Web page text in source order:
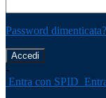
Password dimenticata?
-
Entra con SPID